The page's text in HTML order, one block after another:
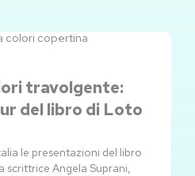
travolgente:
del libro di Loto
le presentazioni del libro
scrittrice Angela Suprani,